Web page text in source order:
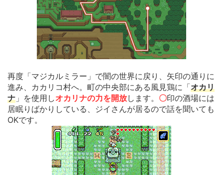
再度「マジカルミラー」で闇の世界に戻り、矢印の通りに
進み、カカリコ村へ。町の中央部にある風見鶏に「オカリ
ナ 」を使用しオカリナの力を開放します。 〇印の酒場には
居眠りばかりしている、ジイさんが居るので話を聞いても
OKです。